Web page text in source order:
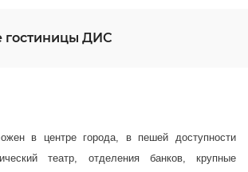
гостиницы ДИС
в центре города, в пешей доступности
театр, отделения банков, крупные